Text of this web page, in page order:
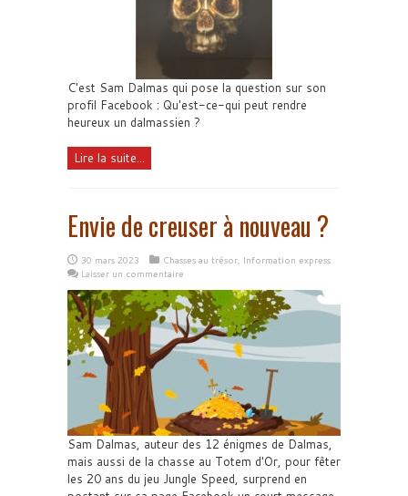
C'est Sam Dalmas qui pose la question sur son
profil Facebook : Qu'est-ce-qui peut rendre
heureux un dalmassien ?
Lire la suite...
Envie de creuser à nouveau ?
30 mars 2023 Chasses au trésor, Information express
Laisser un commentaire
Sam Dalmas, auteur des 12 énigmes de Dalmas,
mais aussi de la chasse au Totem d'Or, pour fêter
les 20 ans du jeu Jungle Speed, surprend en